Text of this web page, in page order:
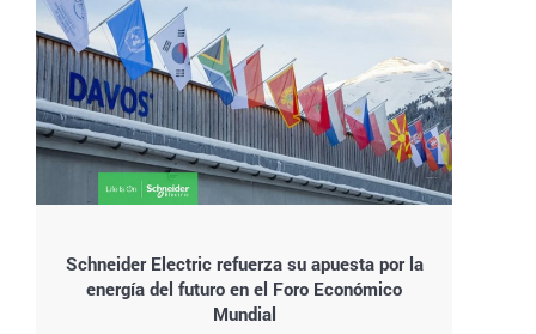
Schneider Electric refuerza su apuesta por la
energía del futuro en el Foro Económico
Mundial